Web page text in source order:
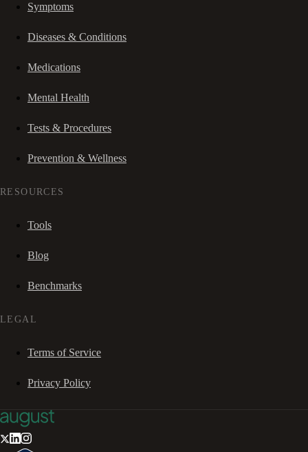
Symptoms
Diseases & Conditions
Medications
Mental Health
Tests & Procedures
Prevention & Wellness
RESOURCES
Tools
Blog
Benchmarks
LEGAL
Terms of Service
Privacy Policy